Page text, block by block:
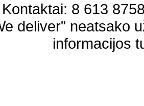
Kontaktai: 8 613
deliver" neatsako
informacijos